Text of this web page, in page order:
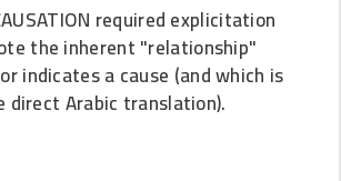
required explicitation
the inherent "relationship"
indicates a cause (and which is
Arabic translation).